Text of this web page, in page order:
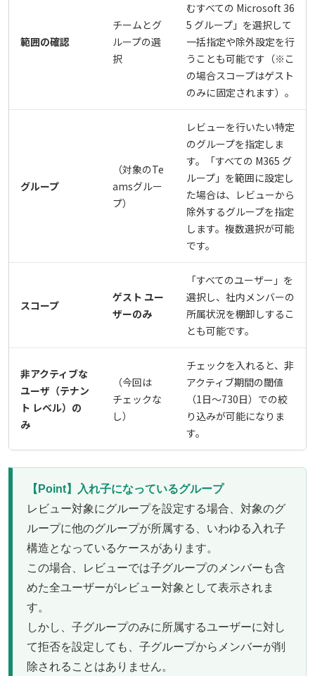
範囲の確認
チームとグ
ループの選
択
むすべての Microsoft 36
5 グループ」を選択して
一括指定や除外設定を行
うことも可能です（※こ
の場合スコープはゲスト
のみに固定されます）。
グループ
（対象のTe
amsグルー
プ）
レビューを行いたい特定
のグループを指定しま
す。「すべての M365 グ
ループ」を範囲に設定し
た場合は、レビューから
除外するグループを指定
します。複数選択が可能
です。
スコープ
ゲスト ユー
ザーのみ
「すべてのユーザー」を
選択し、社内メンバーの
所属状況を棚卸しするこ
とも可能です。
非アクティブな
ユーザ（テナン
ト レベル）の
み
（今回は
チェックな
し）
チェックを入れると、非
アクティブ期間の閾値
（1日～730日）での絞
り込みが可能になりま
す。
【Point】入れ子になっているグループ
レビュー対象にグループを設定する場合、対象のグ
ループに他のグループが所属する、いわゆる入れ子
構造となっているケースがあります。
この場合、レビューでは子グループのメンバーも含
めた全ユーザーがレビュー対象として表示されま
す。
しかし、子グループのみに所属するユーザーに対し
て拒否を設定しても、子グループからメンバーが削
除されることはありません。